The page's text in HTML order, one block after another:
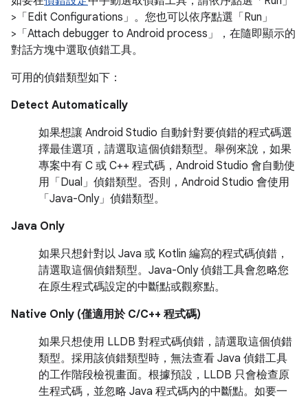
>「Edit Configurations」 。您也可以依序點選「Run」
>「Attach debugger to Android process」
，在隨即顯示的
對話方塊中選取偵錯工具。
可用的偵錯類型如下：
Detect Automatically
如果想讓 Android Studio 自動針對要偵錯的程式碼選
擇最佳選項，請選取這個偵錯類型。舉例來說，如果
專案中有 C 或 C++ 程式碼，Android Studio 會自動使
用「Dual」偵錯類型。否則，Android Studio 會使用
「Java-Only」偵錯類型。
Java Only
如果只想針對以 Java 或 Kotlin 編寫的程式碼偵錯，
請選取這個偵錯類型。Java-Only 偵錯工具會忽略您
在原生程式碼設定的中斷點或觀察點。
Native Only (僅適用於 C/C++ 程式碼)
如果只想使用 LLDB 對程式碼偵錯，請選取這個偵錯
類型。採用該偵錯類型時，無法查看 Java 偵錯工具
的工作階段檢視畫面。根據預設，LLDB 只會檢查原
生程式碼，並忽略 Java 程式碼內的中斷點。如要一